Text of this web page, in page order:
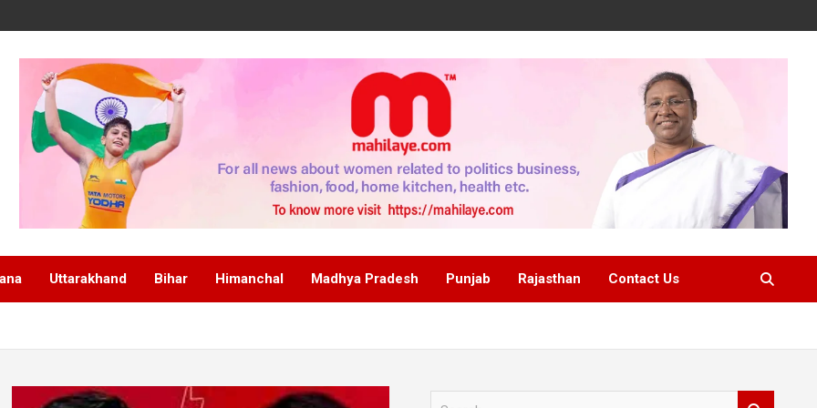
Uttarakhand Bihar Himanchal Madhya Pradesh Punjab Rajasthan Contact Us